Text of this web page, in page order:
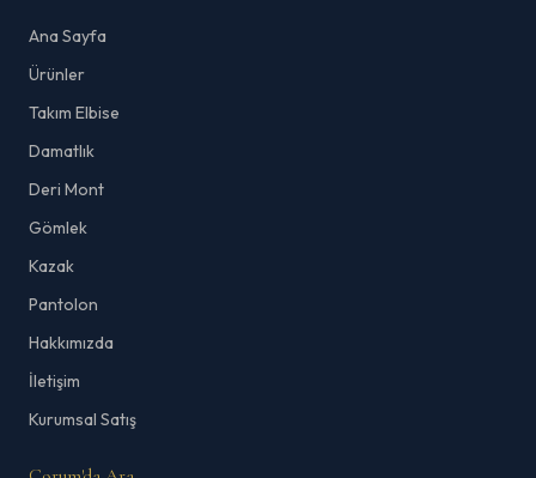
Ana Sayfa
Ürünler
Takım Elbise
Damatlık
Deri Mont
Gömlek
Kazak
Pantolon
Hakkımızda
İletişim
Kurumsal Satış